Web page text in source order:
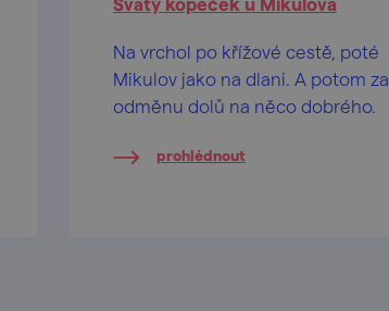
Na vrchol po křížové cestě, poté
Mikulov jako na dlani. A potom za
odměnu dolů na něco dobrého.
prohlédnout